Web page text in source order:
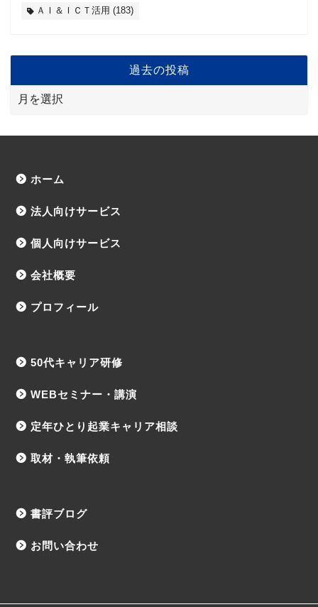
ＡＩ＆ＩＣＴ活用 (183)
過去の投稿
ホーム
法人向けサービス
個人向けサービス
会社概要
プロフィール
50代キャリア研修
WEBセミナー・講演
定年ひとり起業キャリア相談
取材・執筆依頼
書評ブログ
お問い合わせ